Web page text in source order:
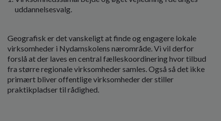
uddannelsesvalg.
Geografisk er det vanskeligt at finde og engagere lokale
virksomheder i Nydamskolens nærområde. Vi vil derfor
forslå at der laves en central fælleskoordinering hvor tilbud
fra større regionale virksomheder samles. Også så det ikke
primært bliver offentlige virksomheder der stiller
praktikpladser til rådighed.